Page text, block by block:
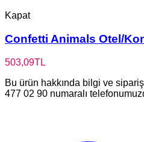
Kapat
Confetti Animals Otel/
503,09TL
Bu ürün hakkında bilgi ve
477 02 90 numaralı